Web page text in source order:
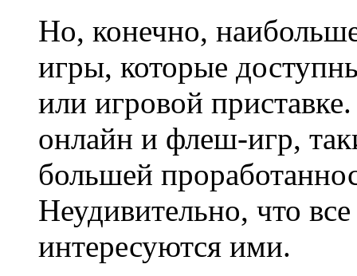
Но, конечно,
игры, которые
или игровой
онлайн и флеш-игр,
большей
Неудивительно, что
интересуются ими.